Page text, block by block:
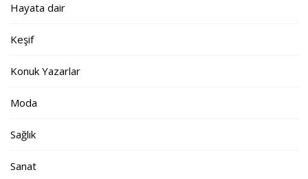
Hayata dair
Keşif
Konuk Yazarlar
Moda
Sağlık
Sanat